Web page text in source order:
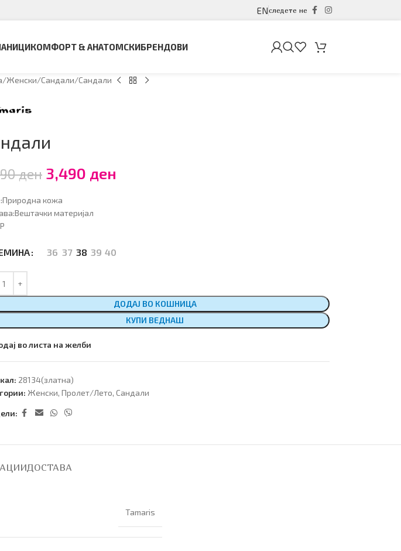
ENследете не
КОМФОРТ & АНАТОМСКИБРЕНДОВИ
Женски Сандали Сандали
ден 3,490 ден
кожа
материјал
36 37 38 39 40
ДОДАЈ ВО КОШНИЦА
КУПИ ВЕДНАШ
во листа на желби
28134(златна)
Женски, Пролет/Лето, Сандали
ДОСТАВА
Tamaris